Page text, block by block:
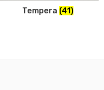
Tempera (41)